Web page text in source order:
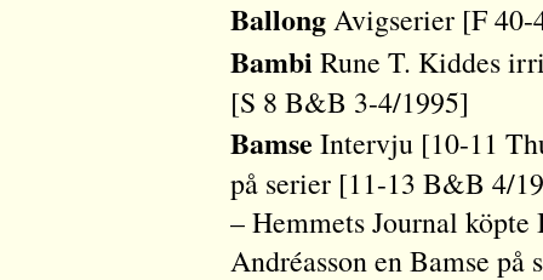
BallongAvigserier [F
Bambi Rune T. Kiddes
[S 8 B&B 3-4/1995]
Bamse Intervju [10-11
på serier [11-13 B&B 4/
– Hemmets Journal
Andréasson en Bamse